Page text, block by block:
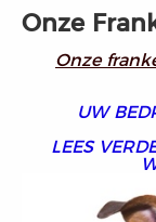
Onze
Onze
UW
LEES